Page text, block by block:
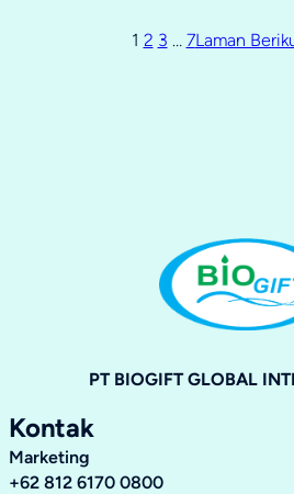
1 2 3 … 7Laman
PT BIOGIFT GLOBAL
Kontak
Marketing
+62 812 6170 0800